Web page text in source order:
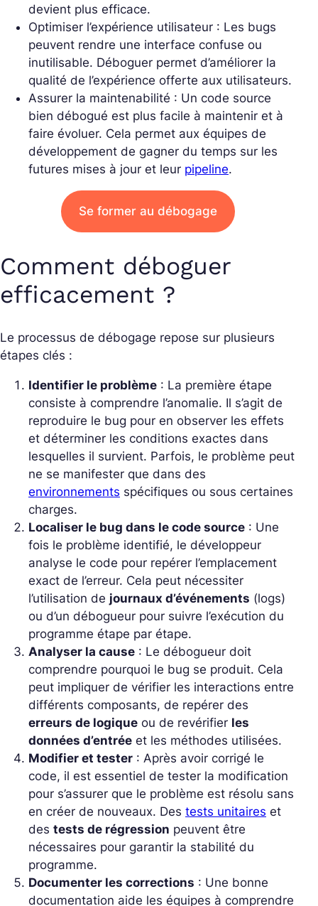
devient plus efficace.
Optimiser l’expérience utilisateur : Les bugs
peuvent rendre une interface confuse ou
inutilisable. Déboguer permet d’améliorer la
qualité de l’expérience offerte aux utilisateurs.
Assurer la maintenabilité : Un code source
bien débogué est plus facile à maintenir et à
faire évoluer. Cela permet aux équipes de
développement de gagner du temps sur les
futures mises à jour et leur pipeline.
Se former au débogage
Comment déboguer
efficacement ?
Le processus de débogage repose sur plusieurs
étapes clés :
Identifier le problème : La première étape
consiste à comprendre l’anomalie. Il s’agit de
reproduire le bug pour en observer les effets
et déterminer les conditions exactes dans
lesquelles il survient. Parfois, le problème peut
ne se manifester que dans des
environnements spécifiques ou sous certaines
charges.
Localiser le bug dans le code source : Une
fois le problème identifié, le développeur
analyse le code pour repérer l’emplacement
exact de l’erreur. Cela peut nécessiter
l’utilisation de journaux d’événements (logs)
ou d’un débogueur pour suivre l’exécution du
programme étape par étape.
Analyser la cause : Le débogueur doit
comprendre pourquoi le bug se produit. Cela
peut impliquer de vérifier les interactions entre
différents composants, de repérer des
erreurs de logique ou de revérifier les
données d’entrée et les méthodes utilisées.
Modifier et tester : Après avoir corrigé le
code, il est essentiel de tester la modification
pour s’assurer que le problème est résolu sans
en créer de nouveaux. Des tests unitaires et
des tests de régression peuvent être
nécessaires pour garantir la stabilité du
programme.
Documenter les corrections : Une bonne
documentation aide les équipes à comprendre